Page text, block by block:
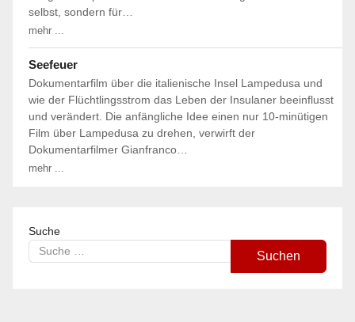
selbst, sondern für…
mehr ...
Seefeuer
Dokumentarfilm über die italienische Insel Lampedusa und
wie der Flüchtlingsstrom das Leben der Insulaner beeinflusst
und verändert. Die anfängliche Idee einen nur 10-minütigen
Film über Lampedusa zu drehen, verwirft der
Dokumentarfilmer Gianfranco…
mehr ...
Suche
Suchen